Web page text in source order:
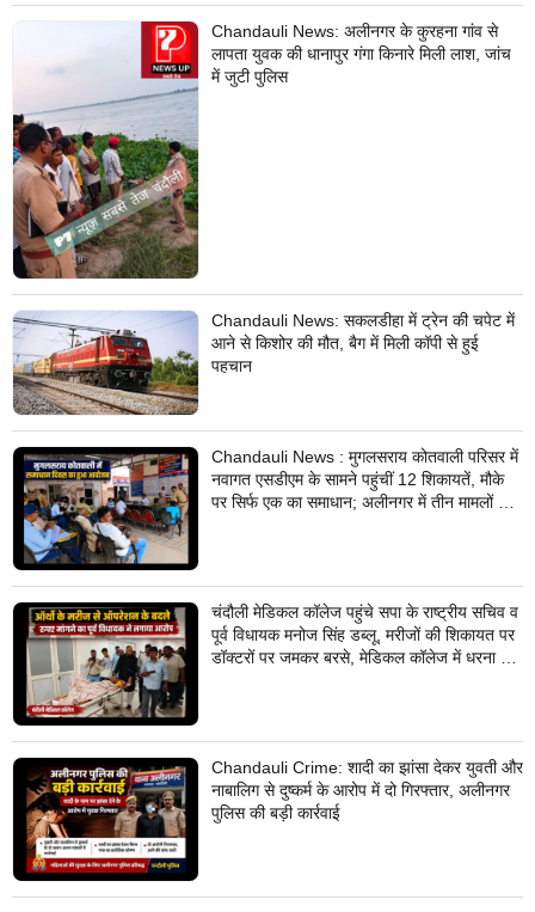
Chandauli News: अलीनगर के कुरहना गांव से
लापता युवक की धानापुर गंगा किनारे मिली लाश, जांच
में जुटी पुलिस
Chandauli News: सकलडीहा में ट्रेन की चपेट में
आने से किशोर की मौत, बैग में मिली कॉपी से हुई
पहचान
Chandauli News : मुगलसराय कोतवाली परिसर में
नवागत एसडीएम के सामने पहुंचीं 12 शिकायतें, मौके
पर सिर्फ एक का समाधान; अलीनगर में तीन मामलों का
चंदौली मेडिकल कॉलेज पहुंचे सपा के राष्ट्रीय सचिव व
पूर्व विधायक मनोज सिंह डब्लू, मरीजों की शिकायत पर
डॉक्टरों पर जमकर बरसे, मेडिकल कॉलेज में धरना देने
Chandauli Crime: शादी का झांसा देकर युवती और
नाबालिग से दुष्कर्म के आरोप में दो गिरफ्तार, अलीनगर
पुलिस की बड़ी कार्रवाई